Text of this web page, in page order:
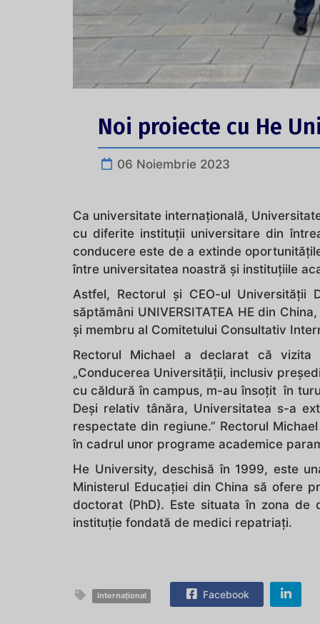
Noi proiecte cu He
06 Noiembrie 2023
Ca universitate internațională,
cu diferite instituții universitare din
conducere este de a extinde
între universitatea noastră și instituțiile
Astfel, Rectorul și CEO-ul
săptămâni UNIVERSITATEA HE din
și membru al Comitetului Consultativ
Rectorul Michael a declarat că
„Conducerea Universității, inclusiv
cu căldură în campus, m-au însoțit în
Deși relativ tânăra, Universitatea s-a
respectate din regiune.” Rectorul
în cadrul unor programe academice
He University, deschisă în 1999, este
Ministerul Educației din China să ofere
doctorat (PhD). Este situata în zona de
instituție fondată de medici repatriați.
Internațional Facebook